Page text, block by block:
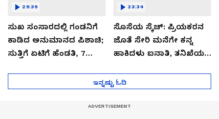
ಸುಖ ಸಂಸಾರದಲ್ಲಿ ಗಂಡನಿಗೆ
ಕಾಡಿದ ಅನುಮಾನದ ಪಿಶಾಚಿ;
ಸುತ್ತಿಗೆ ಏಟಿಗೆ ಹೆಂಡತಿ, 7
29:39
ಸೊಸೆಯ ಸ್ಕೆಚ್: ಪ್ರಿಯಕರನ
ಜೊತೆ ಸೇರಿ ಮನೆಗೇ ಕನ್ನ
ಹಾಕಿದಳು ಐನಾತಿ, ತನಿಖೆಯಲ್ಲಿ
23:34
ಇನ್ನಷ್ಟು ಓದಿ